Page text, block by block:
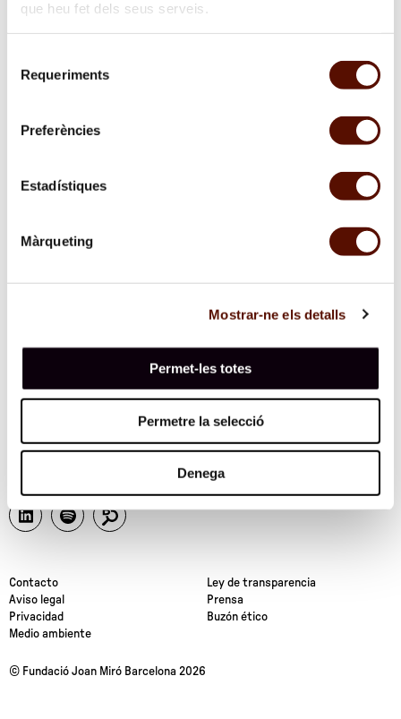
que heu fet dels seus serveis.
Requeriments
Preferències
Estadístiques
Màrqueting
Mostrar-ne els detalls
Permet-les totes
Permetre la selecció
Denega
Contacto
Aviso legal
Privacidad
Medio ambiente
Ley de transparencia
Prensa
Buzón ético
© Fundació Joan Miró Barcelona 2026